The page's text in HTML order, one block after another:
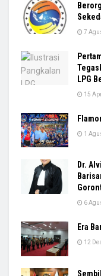
7
LPG
15
1
Dr.
6
Era
12